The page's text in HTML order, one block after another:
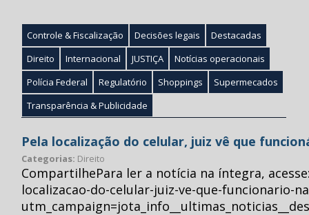
Controle & Fiscalização Decisões legais
Destacadas
Direito
Internacional JUSTIÇA
Notícias operacionais
Polícia Federal
Regulatório Shoppings
Supermecados
Transparência & Publicidade
Pela localização do celular, juiz vê que
Categorias: Direito
CompartilhePara ler a notícia na íntegra,
localizacao-do-celular-juiz-ve-que-funcionario-